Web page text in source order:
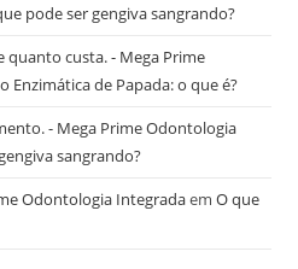
pode ser gengiva sangrando?
quanto custa. - Mega Prime
Enzimática de Papada: o que é?
- Mega Prime Odontologia
sangrando?
Odontologia IntegradaemO que